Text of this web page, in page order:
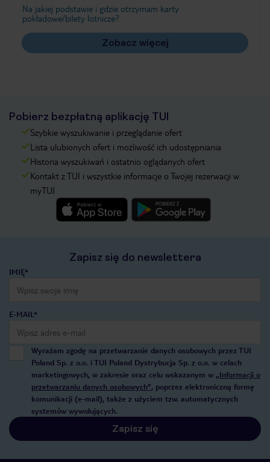
Na jakiej podstawie i gdzie otrzymam karty
pokładowe/bilety lotnicze?
Zobacz więcej
Pobierz bezpłatną aplikację TUI
Szybkie wyszukiwanie i przeglądanie ofert
Lista ulubionych ofert i możliwość ich udostępniania
Historia wyszukiwań i ostatnio oglądanych ofert
Kontakt z TUI i wszystkie informacje o Twojej rezerwacji w
myTUI
Zapisz się do newslettera
IMIĘ*
E-MAIL*
Wyrażam zgodę na przetwarzanie danych osobowych przez TUI
Poland Sp. z o.o. i TUI Poland Dystrybucja Sp. z o.o. w celach
marketingowych, w zakresie oraz celu wskazanym w „Informacji o
przetwarzaniu danych osobowych”, poprzez elektroniczną formę
komunikacji (e-mail), także z użyciem tzw. automatycznych
systemów wywołujących.
Zapisz się